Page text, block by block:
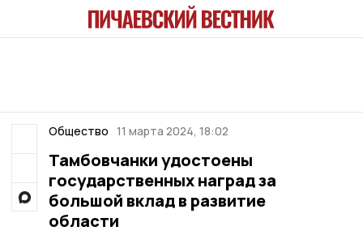
Общество 11 марта 2024, 18:02
Тамбовчанки удостоены
государственных наград за
большой вклад в развитие
области